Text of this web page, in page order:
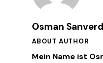
Osman
ABOUT AUTHOR
Mein Name ist